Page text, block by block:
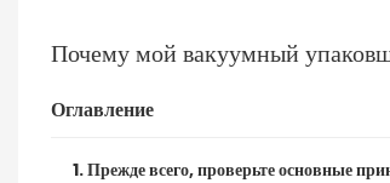
Почему мой вакуумный
Оглавление
1. Прежде всего, проверьте основные